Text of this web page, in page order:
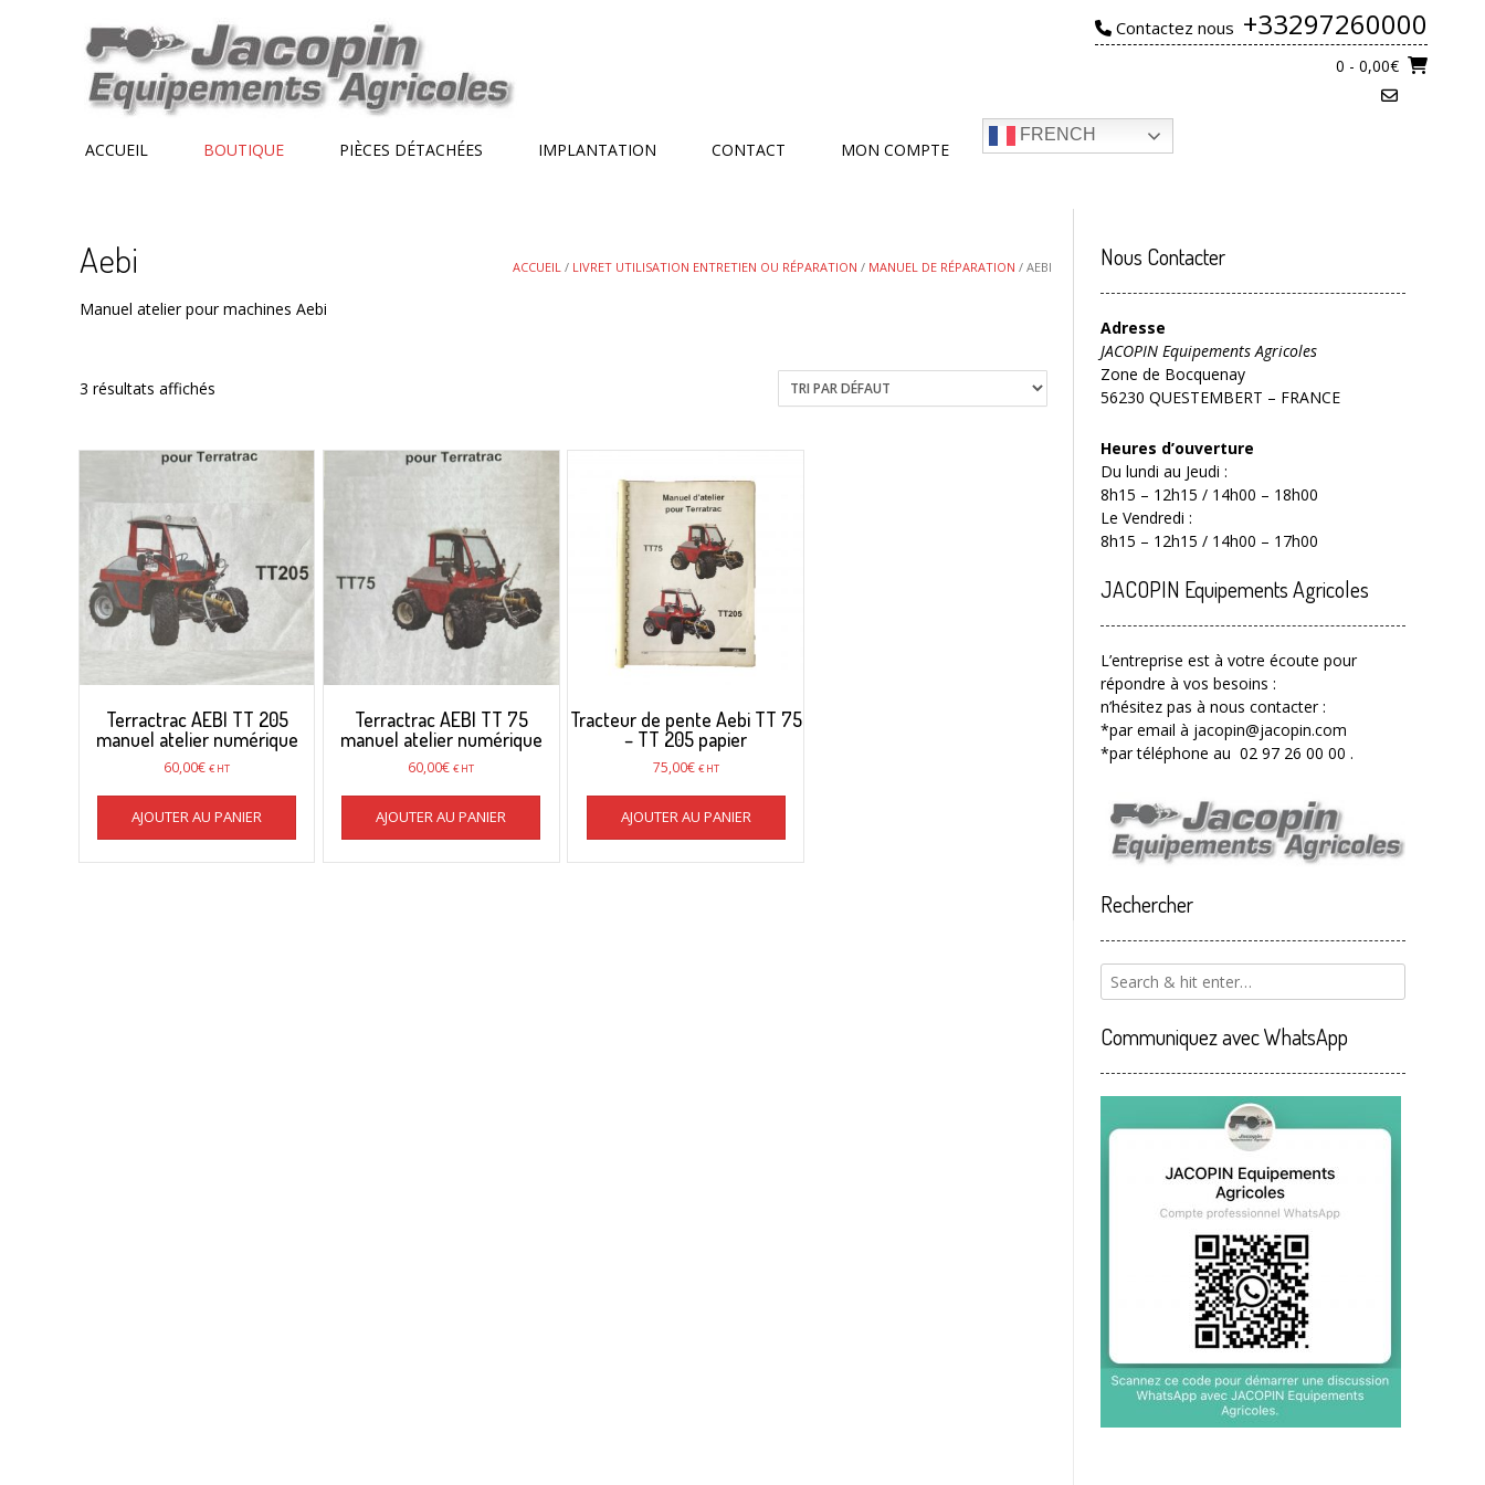
Contactez nous +33297260000
0 - 0,00€
ACCUEIL BOUTIQUE PIÈCES DÉTACHÉES IMPLANTATION CONTACT MON COMPTE
FRENCH
ACCUEIL / LIVRET UTILISATION ENTRETIEN OU RÉPARATION / MANUEL DE RÉPARATION / AEBI
Aebi
Manuel atelier pour machines Aebi
3 résultats affichés
Terractrac AEBI TT 205
manuel atelier numérique
60,00€ € HT
AJOUTER AU PANIER
Terractrac AEBI TT 75
manuel atelier numérique
60,00€ € HT
AJOUTER AU PANIER
Tracteur de pente Aebi TT 75
– TT 205 papier
75,00€ € HT
AJOUTER AU PANIER
Nous Contacter
Adresse
JACOPIN Equipements Agricoles
Zone de Bocquenay
56230 QUESTEMBERT – FRANCE
Heures d’ouverture
Du lundi au Jeudi :
8h15 – 12h15 / 14h00 – 18h00
Le Vendredi :
8h15 – 12h15 / 14h00 – 17h00
JACOPIN Equipements Agricoles
L’entreprise est à votre écoute pour
répondre à vos besoins :
n’hésitez pas à nous contacter :
*par email à jacopin@jacopin.com
*par téléphone au 02 97 26 00 00 .
Rechercher
Communiquez avec WhatsApp